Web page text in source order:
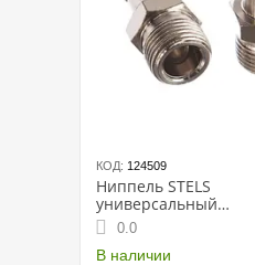
КОД: 124509
Ниппель STELS
универсальный
быстросъемный
внешняя резьба 3/8,
0.0
В наличии